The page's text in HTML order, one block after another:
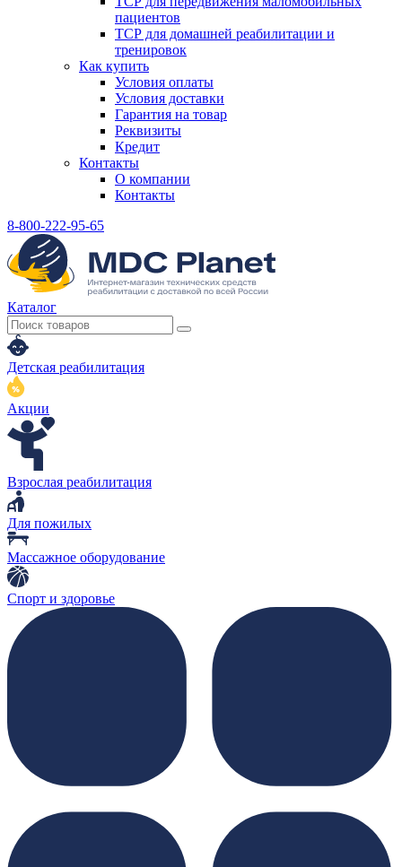
пациентов
ТСР для домашней реабилитации и
тренировок
Как купить
Условия оплаты
Условия доставки
Гарантия на товар
Реквизиты
Кредит
Контакты
О компании
Контакты
8-800-222-95-65
Каталог
Детская реабилитация
Акции
Взрослая реабилитация
Для пожилых
Массажное оборудование
Спорт и здоровье